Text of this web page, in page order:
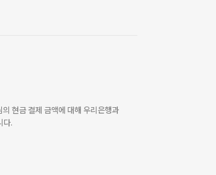
현금 결제 금액에 대해 우리은행과
다.